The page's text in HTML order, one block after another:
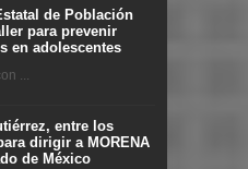
de Población
para prevenir
en adolescentes
...
entre los
dirigir a MORENA
de México